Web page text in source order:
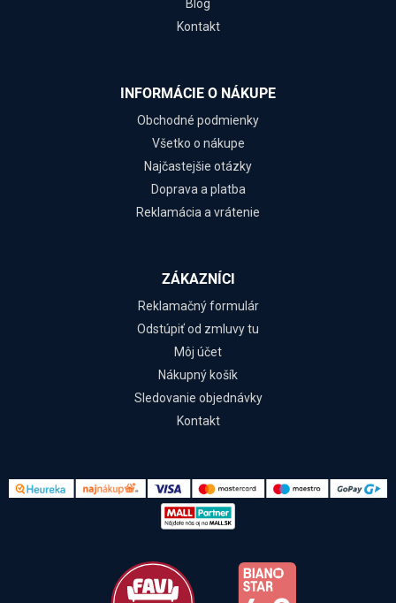
Blog
Kontakt
INFORMÁCIE O NÁKUPE
Obchodné podmienky
Všetko o nákupe
Najčastejšie otázky
Doprava a platba
Reklamácia a vrátenie
ZÁKAZNÍCI
Reklamačný formulár
Odstúpiť od zmluvy tu
Môj účet
Nákupný košík
Sledovanie objednávky
Kontakt